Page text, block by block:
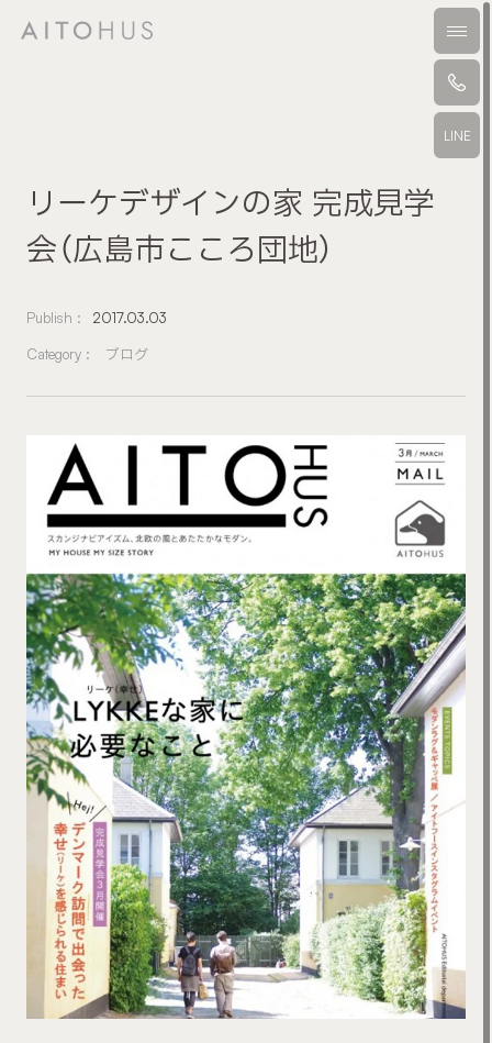
メ
LINE
リーケデザインの家 完成見学
会（広島市こころ団地）
Publish : 2017.03.03
Category : ブログ